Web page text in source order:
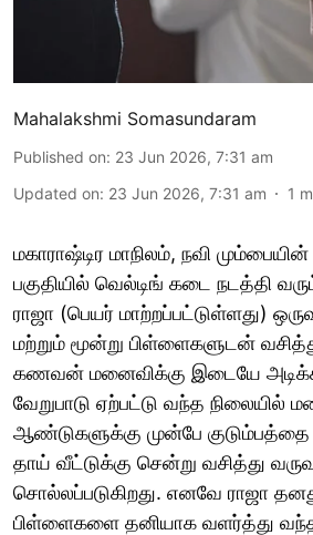
Mahalakshmi Somasundaram
Published on: 23 Jun 2026, 7:31 am
Updated on: 23 Jun 2026, 7:31 am 1
மகாராஷ்டிர மாநிலம், நவி
பகுதியில் வெல்டிங் கடை நடத்தி
ராஜா (பெயர் மாற்றப்பட்டுள்ளது)
மற்றும் மூன்று பிள்ளைகளுடன்
கணவன் மனைவிக்கு இடையே
வேறுபாடு ஏற்பட்டு வந்த நிலையில்
ஆண்டுகளுக்கு முன்பே குடும்பத்தை
தாய் வீட்டுக்கு சென்று வசித்து
சொல்லப்படுகிறது. எனவே ராஜா
பிள்ளைகளை தனியாக வளர்த்து